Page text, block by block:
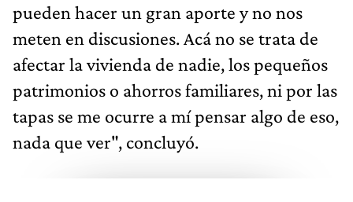
pueden hacer un gran aporte y no nos
meten en discusiones. Acá no se trata de
afectar la vivienda de nadie, los pequeños
patrimonios o ahorros familiares, ni por las
tapas se me ocurre a mí pensar algo de eso,
nada que ver", concluyó.